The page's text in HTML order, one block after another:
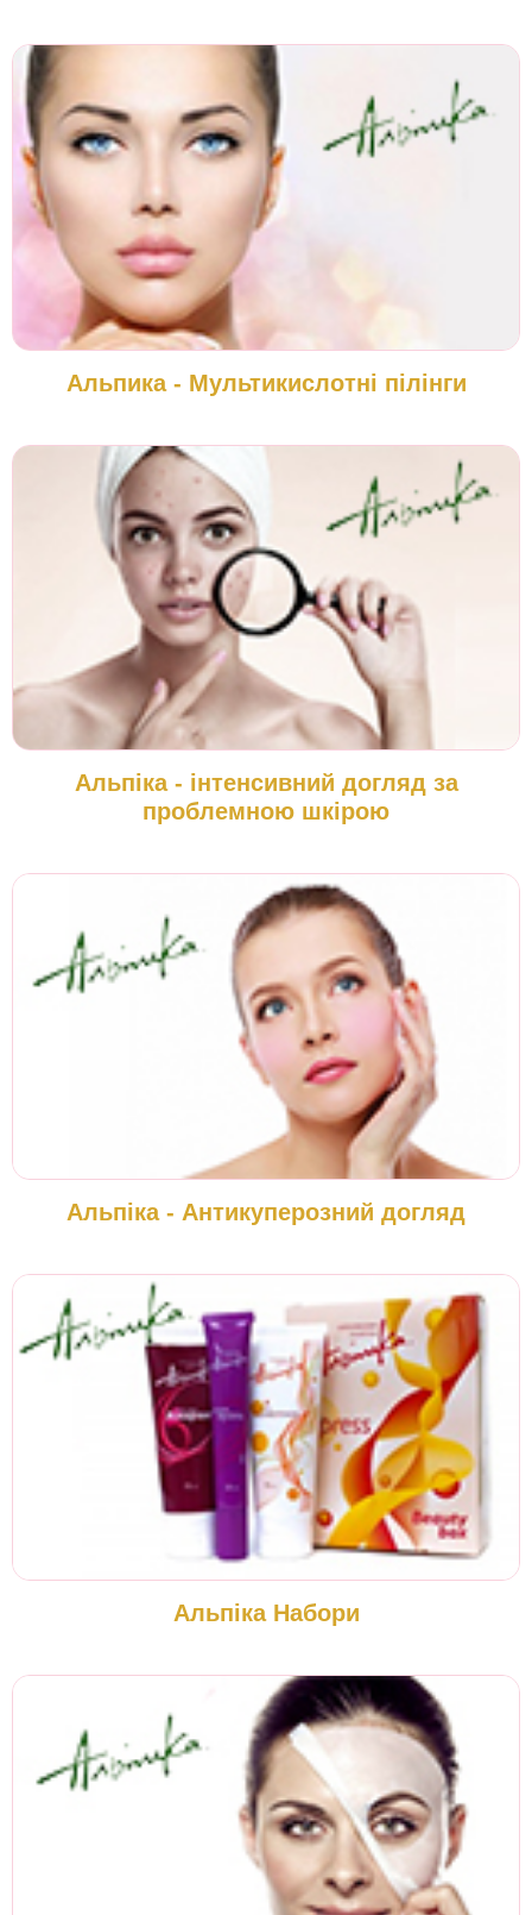
Альпика - Мультикислотні пілінги
Альпіка - інтенсивний догляд за
проблемною шкірою
Альпіка - Антикуперозний догляд
Альпіка Набори